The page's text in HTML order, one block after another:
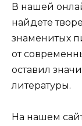
В нашей
найдете
знаменитых
от
оставил
литературы.
На нашем